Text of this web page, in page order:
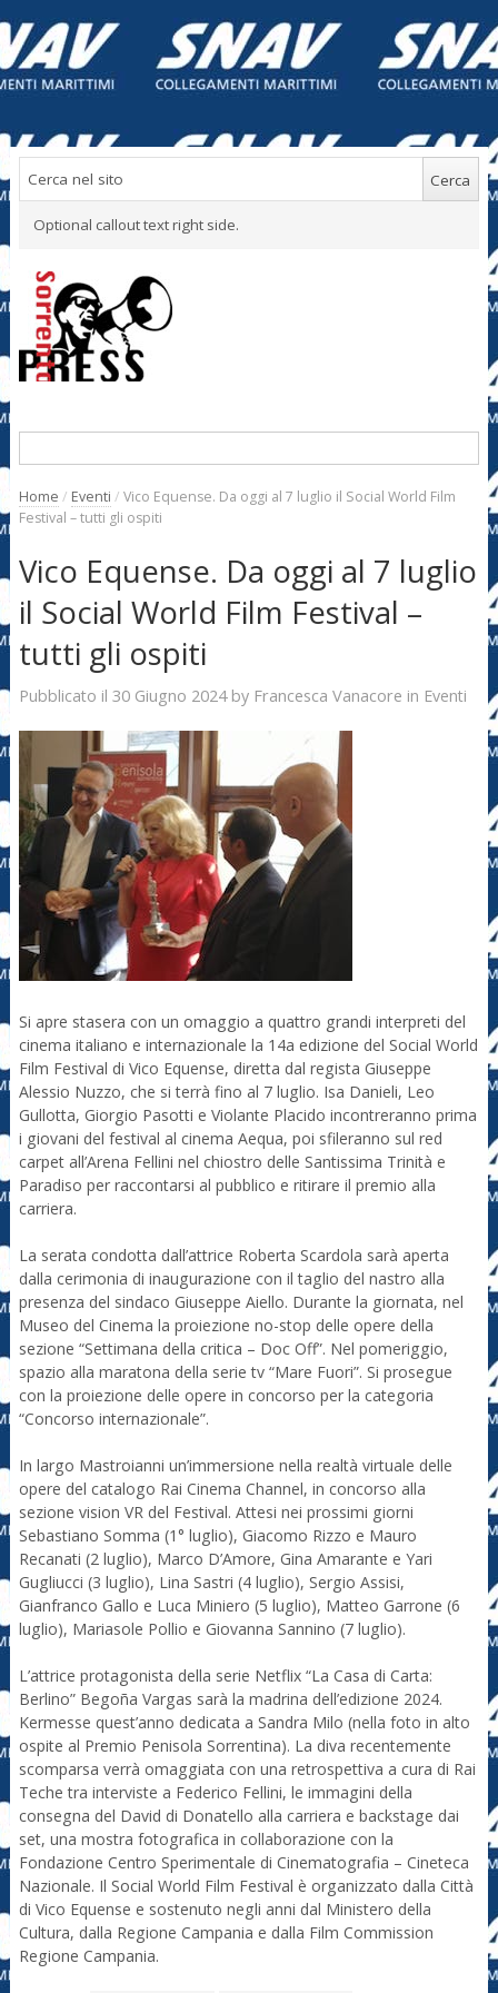
Optional callout text right side.
Home / Eventi / Vico Equense. Da oggi al 7 luglio il Social World Film
Festival – tutti gli ospiti
Vico Equense. Da oggi al 7 luglio
il Social World Film Festival –
tutti gli ospiti
Pubblicato il 30 Giugno 2024by Francesca Vanacore in Eventi
Si apre stasera con un omaggio a quattro grandi interpreti del
cinema italiano e internazionale la 14a edizione del Social World
Film Festival di Vico Equense, diretta dal regista Giuseppe
Alessio Nuzzo, che si terrà fino al 7 luglio. Isa Danieli, Leo
Gullotta, Giorgio Pasotti e Violante Placido incontreranno prima
i giovani del festival al cinema Aequa, poi sfileranno sul red
carpet all’Arena Fellini nel chiostro delle Santissima Trinità e
Paradiso per raccontarsi al pubblico e ritirare il premio alla
carriera.
La serata condotta dall’attrice Roberta Scardola sarà aperta
dalla cerimonia di inaugurazione con il taglio del nastro alla
presenza del sindaco Giuseppe Aiello. Durante la giornata, nel
Museo del Cinema la proiezione no-stop delle opere della
sezione “Settimana della critica – Doc Off”. Nel pomeriggio,
spazio alla maratona della serie tv “Mare Fuori”. Si prosegue
con la proiezione delle opere in concorso per la categoria
“Concorso internazionale”.
In largo Mastroianni un’immersione nella realtà virtuale delle
opere del catalogo Rai Cinema Channel, in concorso alla
sezione vision VR del Festival. Attesi nei prossimi giorni
Sebastiano Somma (1° luglio), Giacomo Rizzo e Mauro
Recanati (2 luglio), Marco D’Amore, Gina Amarante e Yari
Gugliucci (3 luglio), Lina Sastri (4 luglio), Sergio Assisi,
Gianfranco Gallo e Luca Miniero (5 luglio), Matteo Garrone (6
luglio), Mariasole Pollio e Giovanna Sannino (7 luglio).
L’attrice protagonista della serie Netflix “La Casa di Carta:
Berlino” Begoña Vargas sarà la madrina dell’edizione 2024.
Kermesse quest’anno dedicata a Sandra Milo (nella foto in alto
ospite al Premio Penisola Sorrentina). La diva recentemente
scomparsa verrà omaggiata con una retrospettiva a cura di Rai
Teche tra interviste a Federico Fellini, le immagini della
consegna del David di Donatello alla carriera e backstage dai
set, una mostra fotografica in collaborazione con la
Fondazione Centro Sperimentale di Cinematografia – Cineteca
Nazionale. Il Social World Film Festival è organizzato dalla Città
di Vico Equense e sostenuto negli anni dal Ministero della
Cultura, dalla Regione Campania e dalla Film Commission
Regione Campania.